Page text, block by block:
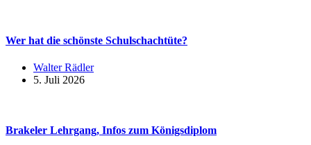
Wer hat die schönste Schulschachtüte?
Walter Rädler
5. Juli 2026
Brakeler Lehrgang, Infos zum Königsdiplom